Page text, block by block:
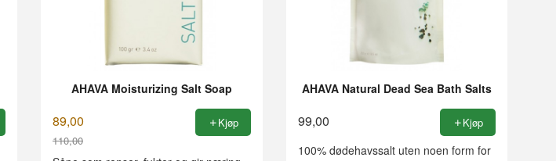
AHAVA Moisturizing Salt Soap
89,00
110,00
Rabatt
Kjøp
AHAVA Natural Dead Sea Bath Salts
99,00 Kjøp
100% dødehavssalt uten noen form for